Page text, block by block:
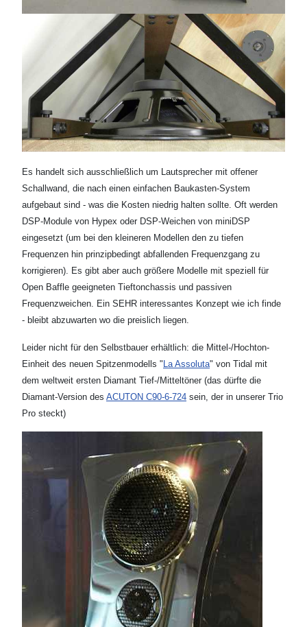
Es handelt sich ausschließlich um Lautsprecher mit offener
Schallwand, die nach einen einfachen Baukasten-System
aufgebaut sind - was die Kosten niedrig halten sollte. Oft werden
DSP-Module von Hypex oder DSP-Weichen von miniDSP
eingesetzt (um bei den kleineren Modellen den zu tiefen
Frequenzen hin prinzipbedingt abfallenden Frequenzgang zu
korrigieren). Es gibt aber auch größere Modelle mit speziell für
Open Baffle geeigneten Tieftonchassis und passiven
Frequenzweichen. Ein SEHR interessantes Konzept wie ich finde
- bleibt abzuwarten wo die preislich liegen.
Leider nicht für den Selbstbauer erhältlich: die Mittel-/Hochton-
Einheit des neuen Spitzenmodells " La Assoluta" von Tidal mit
dem weltweit ersten Diamant Tief-/Mitteltöner (das dürfte die
Diamant-Version des ACUTON C90-6-724 sein, der in unserer Trio
Pro steckt)